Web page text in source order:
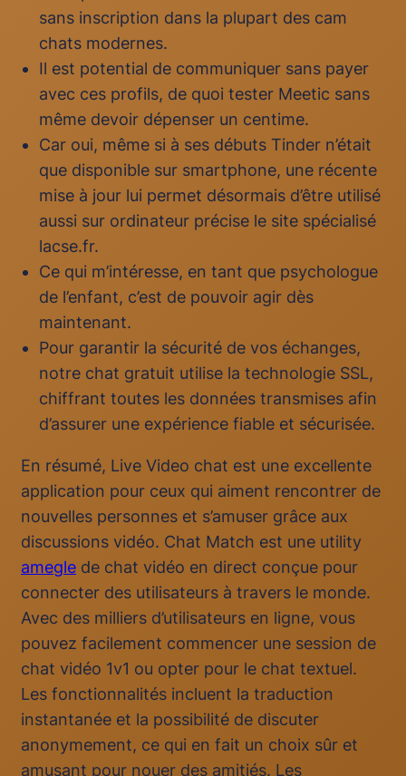
sans inscription dans la plupart des cam
chats modernes.
Il est potential de communiquer sans payer
avec ces profils, de quoi tester Meetic sans
même devoir dépenser un centime.
Car oui, même si à ses débuts Tinder n’était
que disponible sur smartphone, une récente
mise à jour lui permet désormais d’être utilisé
aussi sur ordinateur précise le site spécialisé
lacse.fr.
Ce qui m’intéresse, en tant que psychologue
de l’enfant, c’est de pouvoir agir dès
maintenant.
Pour garantir la sécurité de vos échanges,
notre chat gratuit utilise la technologie SSL,
chiffrant toutes les données transmises afin
d’assurer une expérience fiable et sécurisée.
En résumé, Live Video chat est une excellente
application pour ceux qui aiment rencontrer de
nouvelles personnes et s’amuser grâce aux
discussions vidéo. Chat Match est une utility
amegle de chat vidéo en direct conçue pour
connecter des utilisateurs à travers le monde.
Avec des milliers d’utilisateurs en ligne, vous
pouvez facilement commencer une session de
chat vidéo 1v1 ou opter pour le chat textuel.
Les fonctionnalités incluent la traduction
instantanée et la possibilité de discuter
anonymement, ce qui en fait un choix sûr et
amusant pour nouer des amitiés. Les